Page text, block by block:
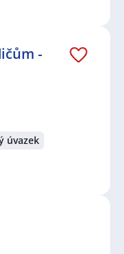
-
úvazek